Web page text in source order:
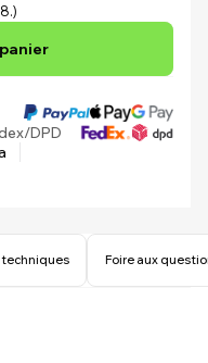
DPD
Foire aux